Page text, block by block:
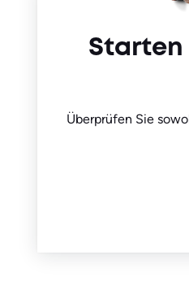
Starten
Überprüfen Sie